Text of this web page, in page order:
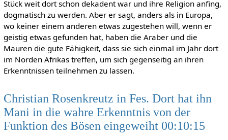
Stück weit dort schon dekadent war und ihre Religion anfing,
dogmatisch zu werden. Aber er sagt, anders als in Europa,
wo keiner einem anderen etwas zugestehen will, wenn er
geistig etwas gefunden hat, haben die Araber und die
Mauren die gute Fähigkeit, dass sie sich einmal im Jahr dort
im Norden Afrikas treffen, um sich gegenseitig an ihren
Erkenntnissen teilnehmen zu lassen.
Christian Rosenkreutz in Fes. Dort hat ihn
Mani in die wahre Erkenntnis von der
Funktion des Bösen eingeweiht 00:10:15